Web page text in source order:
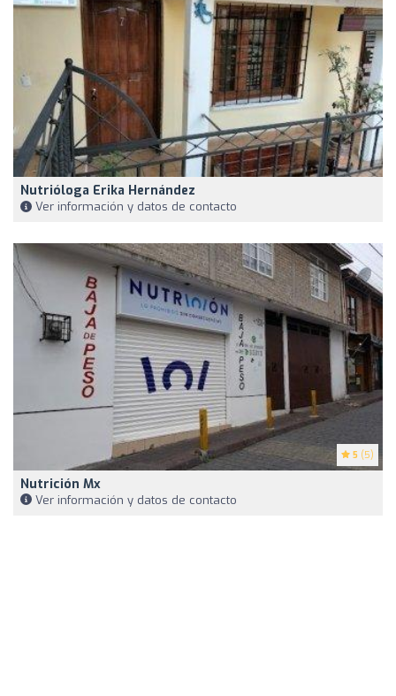
Nutrióloga Erika Hernández
Ver información y datos de contacto
5 (5)
Nutrición Mx
Ver información y datos de contacto